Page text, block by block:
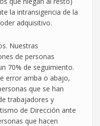
la intransigencia de la
adquisitivo.
Nuestras
de personas
70% de seguimiento.
error arriba o abajo,
que se han
trabajadores y
de Dirección ante
que hacen